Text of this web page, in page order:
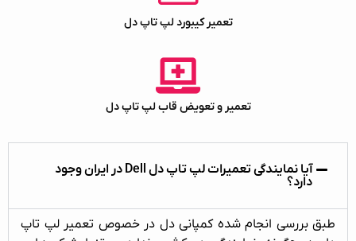
تعمیر کیبورد لپ‌ تاپ دل
تعمیر و تعویض قاب لپ‌ تاپ دل
آیا نمایندگی تعمیرات لپ‌ تاپ دل Dell در ایران وجود
دارد؟
طبق بررسی انجام شده کمپانی دل در خصوص تعمیر لپ‌ تاپ